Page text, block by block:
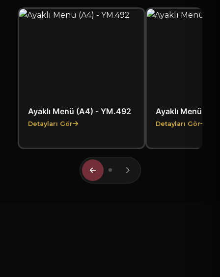
Ayaklı Menü (A4) - YM.492
Detayları Gör
Ayaklı Menü
Detayları Gör